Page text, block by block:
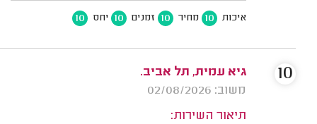
איכות 10 מחיר 10 זמנים 10 יחס 10
גיא עמית, תל אביב.
משוב: 02/08/2026
תיאור השירות:
10